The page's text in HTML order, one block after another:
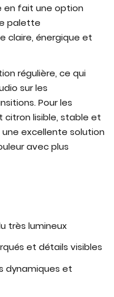
en fait une option
palette
claire, énergique et
régulière, ce qui
sur les
Pour les
lisible, stable et
excellente solution
avec plus
très lumineux
et détails visibles
dynamiques et